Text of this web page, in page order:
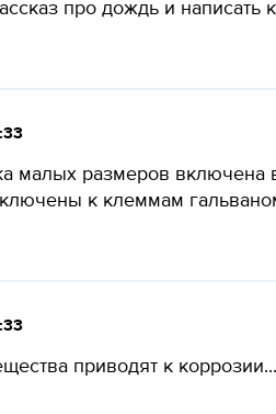
про дождь и написать
малых размеров
к клеммам
приводят к коррозии...